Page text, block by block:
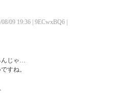
09 19:36 | 9ECwxBQ6 |
んじゃ…
すね。